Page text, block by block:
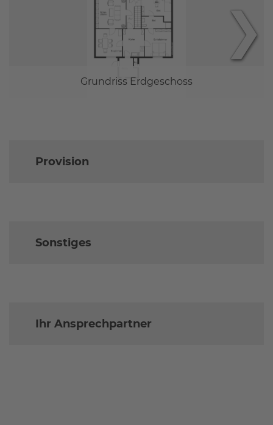
Grundriss Erdgeschoss
❯
Provision
Sonstiges
Ihr Ansprechpartner